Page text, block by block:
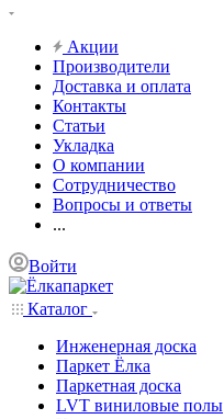
Акции
Производители
Доставка и оплата
Контакты
Статьи
Укладка
О компании
Сотрудничество
Вопросы и ответы
...
Войти
Каталог
Инженерная доска
Паркет Ёлка
Паркетная доска
LVT виниловые полы